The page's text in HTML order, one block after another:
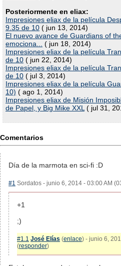
Posteriormente en eliax:
Impresiones eliax de la película
9.35 de 10 ( jun 13, 2014)
El nuevo avance de Guardians of
emociona...
( jun 18, 2014)
Impresiones eliax de la película
de 10 ( jun 22, 2014)
Impresiones eliax de la película
de 10 ( jul 3, 2014)
Impresiones eliax de la película
10) ( ago 1, 2014)
Impresiones eliax de Misión
de Papel, y Big Mike XXL ( jul 31,
Comentarios
Día de la marmota en sci-fi :D
#1 Sordatos - junio 6, 2014 - 03:00 AM
+1
;)
#1.1 José Elías (enlace) - junio 6,
(responder)